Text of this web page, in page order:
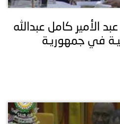
الأمير كامل عبدالله
في جمهوريـة